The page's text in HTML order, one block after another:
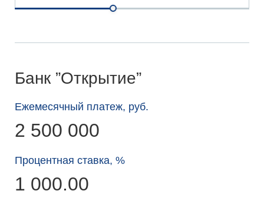
Банк ”Открытие”
Ежемесячный платеж, руб.
2 500 000
Процентная ставка, %
1 000.00